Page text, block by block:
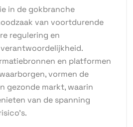
in de gokbranche
van voortdurende
regulering en
en platformen
vormen de
gezonde markt, waarin
van de spanning